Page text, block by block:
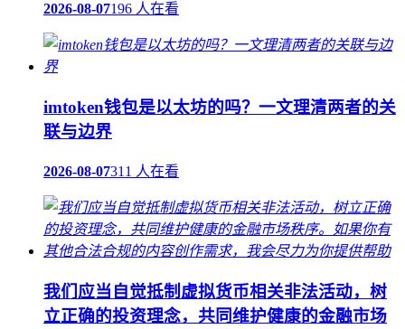
2026-08-07196 人在看
imtoken钱包是以太坊的吗？一文理清两者的关
联与边界
2026-08-07311 人在看
我们应当自觉抵制虚拟货币相关非法活动，树
立正确的投资理念，共同维护健康的金融市场